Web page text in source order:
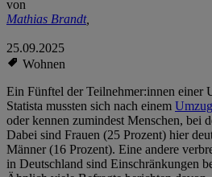
von
Mathias Brandt,
25.09.2025
Wohnen
Ein Fünftel der Teilnehmer:innen einer
Statista mussten sich nach einem Umzug
oder kennen zumindest Menschen, bei
Dabei sind Frauen (25 Prozent) hier
Männer (16 Prozent). Eine andere
in Deutschland sind Einschränkungen